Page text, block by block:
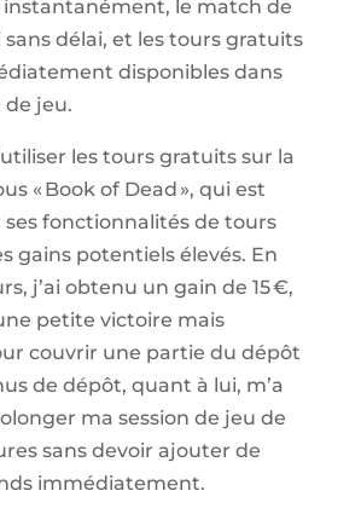
le match de
sans délai, et les tours gratuits
disponibles dans
jeu.
les tours gratuits sur la
« Book of Dead », qui est
fonctionnalités de tours
gains potentiels élevés. En
j’ai obtenu un gain de 15 €,
petite victoire mais
couvrir une partie du dépôt
de dépôt, quant à lui, m’a
ma session de jeu de
sans devoir ajouter de
immédiatement.